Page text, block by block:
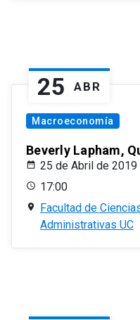
25 ABR
Macroeconomía
Beverly Lapham,
25 de Abril de 2019
17:00
Facultad de
Administrativas UC